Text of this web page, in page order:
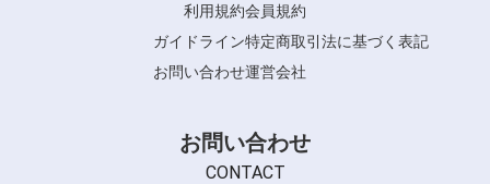
利用規約会員規約
ガイドライン特定商取引法に基づく表記
お問い合わせ運営会社
お問い合わせ
CONTACT